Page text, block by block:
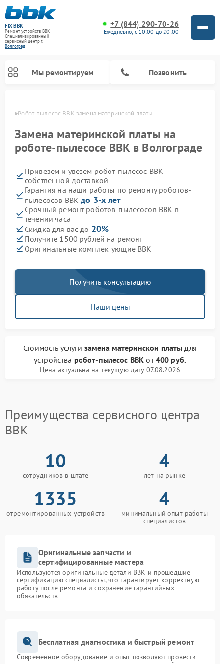
FIX-BBK
Ремонт устройств BBK
Специализированный
cервисный центр г.
Волгоград
+7 (844) 290-70-26
Ежедневно, с 10:00 до 20:00
Мы ремонтируем Позвонить
Робот-пылесос BBK замена материнской платы
Замена материнской платы на
роботе-пылесосе BBK в Волгограде
Привезем и увезем робот-пылесос BBK
собственной доставкой
Гарантия на наши работы по ремонту роботов-
пылесосов BBKдо 3-х лет
Срочный ремонт роботов-пылесосов BBK в
течении часа
Скидка для вас до 20%
Получите 1500 рублей на ремонт
Оригинальные комплектующие BBK
Получить консультацию
Наши цены
Стоимость услуги замена материнской платы для
устройства робот-пылесос BBK от400 руб.
Цена актуальна на текущую дату 07.08.2026
Преимущества сервисного центра
BBK
10
сотрудников в штате
4
лет на рынке
1335
отремонтированных устройств
4
минимальный опыт работы
специалистов
Оригинальные запчасти и
сертифицированные мастера
Используются оригинальные детали BBK и прошедшие
сертификацию специалисты, что гарантирует корректную
работу после ремонта и сохранение гарантийных
обязательств
Бесплатная диагностика и быстрый ремонт
Современное оборудование и опыт позволяют провести